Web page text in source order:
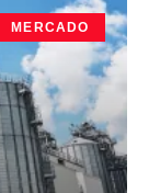
MERCADO